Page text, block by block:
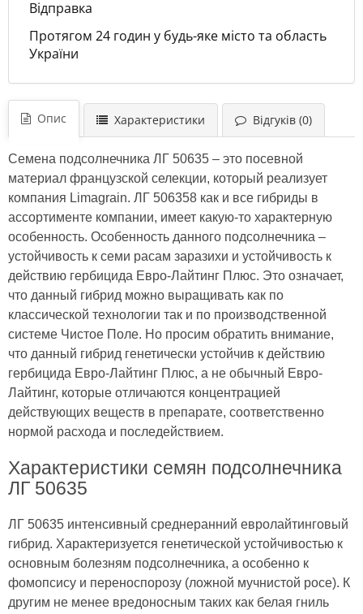
Відправка
Протягом 24 годин у будь-яке місто та область
України
Опис Характеристики Відгуків (0)
Семена подсолнечника ЛГ 50635 – это посевной
материал французской селекции, который реализует
компания Limagrain. ЛГ 506358 как и все гибриды в
ассортименте компании, имеет какую-то характерную
особенность. Особенность данного подсолнечника –
устойчивость к семи расам заразихи и устойчивость к
действию гербицида Евро-Лайтинг Плюс. Это означает,
что данный гибрид можно выращивать как по
классической технологии так и по производственной
системе Чистое Поле. Но просим обратить внимание,
что данный гибрид генетически устойчив к действию
гербицида Евро-Лайтинг Плюс, а не обычный Евро-
Лайтинг, которые отличаются концентрацией
действующих веществ в препарате, соответственно
нормой расхода и последействием.
Характеристики семян подсолнечника
ЛГ 50635
ЛГ 50635 интенсивный среднеранний евролайтинговый
гибрид. Характеризуется генетической устойчивостью к
основным болезням подсолнечника, а особенно к
фомопсису и переноспорозу (ложной мучнистой росе). К
другим не менее вредоносным таких как белая гниль